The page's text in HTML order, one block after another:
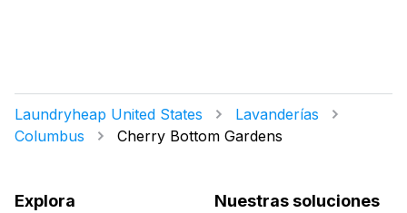
Laundryheap United States
Lavanderías
Columbus
Cherry Bottom Gardens
Explora Nuestras soluciones